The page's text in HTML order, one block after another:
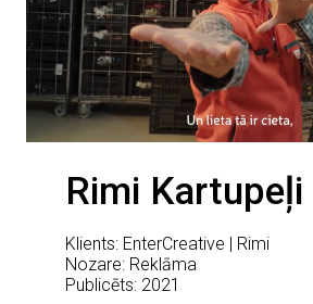
Rimi Kartupeļi
Klients: EnterCreative | Rimi
Nozare: Reklāma
Publicēts: 2021